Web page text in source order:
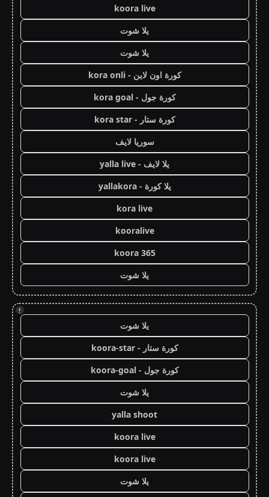
koora live
يلا شوت
يلا شوت
كورة اون لاين - kora onli
كورة جول - kora goal
كورة ستار - kora star
سوريا لايف
يلا لايف - yalla live
يلا كورة - yallakora
kora live
kooralive
koora 365
يلا شوت
!
يلا شوت
كورة ستار - koora-star
كورة جول - koora-goal
يلا شوت
yalla shoot
koora live
koora live
يلا شوت